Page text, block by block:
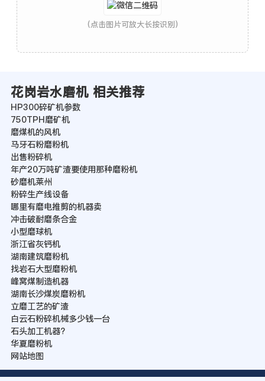
(点击图片可放大长按识别)
花岗岩水磨机 相关推荐
HP300碎矿机参数
750TPH磨矿机
磨煤机的风机
马牙石粉磨粉机
出售粉碎机
年产20万吨矿渣要使用那种磨粉机
砂磨机莱州
粉碎生产线设备
哪里有磨电推剪的机器卖
冲击破耐磨条合金
小型磨球机
浙江省灰钙机
湖南建筑磨粉机
找岩石大型磨粉机
峰窝煤制造机器
湖南长沙煤炭磨粉机
立磨工艺的矿渣
白云石粉碎机械多少钱一台
石头加工机器?
华夏磨粉机
网站地图